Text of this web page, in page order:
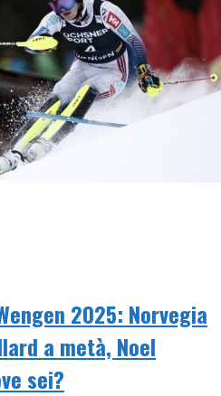
2025: Norvegia
a metà, Noel
sei?